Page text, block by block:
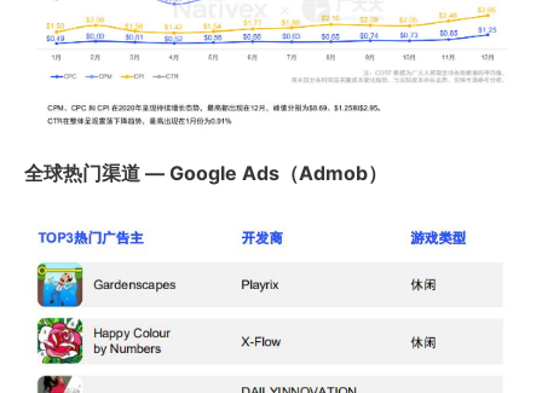
全球热门渠道 — Google Ads（Admob）